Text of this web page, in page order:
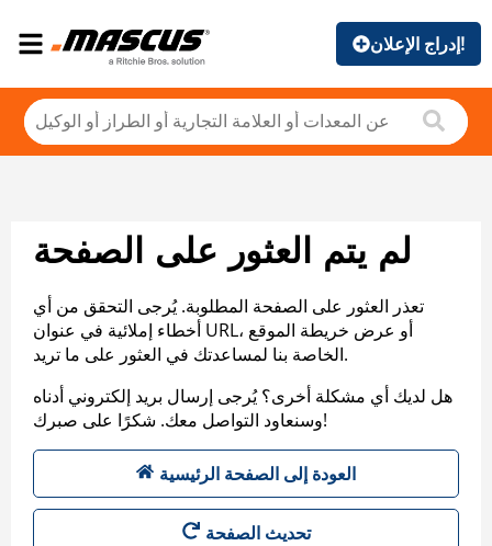
إدراج الإعلان!
لم يتم العثور على الصفحة
تعذر العثور على الصفحة المطلوبة. يُرجى التحقق من أي
أخطاء إملائية في عنوان URL، أو عرض خريطة الموقع
الخاصة بنا لمساعدتك في العثور على ما تريد.
هل لديك أي مشكلة أخرى؟ يُرجى إرسال بريد إلكتروني أدناه
وسنعاود التواصل معك. شكرًا على صبرك!
العودة إلى الصفحة الرئيسية
تحديث الصفحة